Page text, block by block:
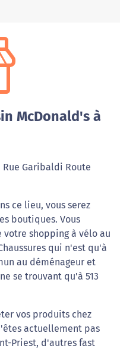
McDonald's à
Garibaldi Route
ce lieu, vous serez
boutiques. Vous
shopping à vélo au
qui n'est qu'à
au déménageur et
se trouvant qu'à 513
vos produits chez
actuellement pas
Priest, d'autres fast